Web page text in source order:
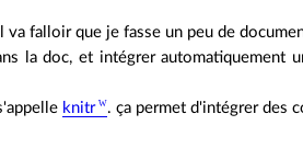
va falloir que je fasse un peu de
la doc, et intégrer automatiquement
knitr
. ça permet d'intégrer des